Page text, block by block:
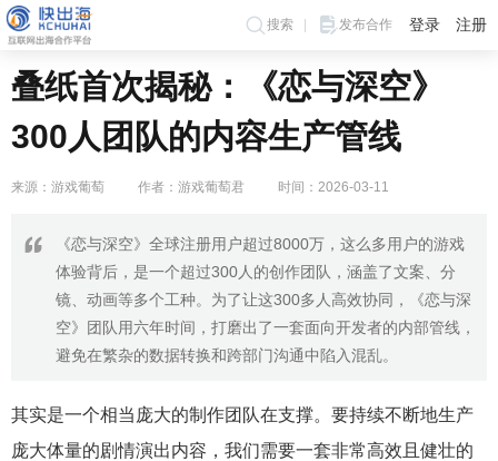
搜索 发布合作 登录 注册
叠纸首次揭秘：《恋与深空》
300人团队的内容生产管线
来源：游戏葡萄 作者：游戏葡萄君 时间：2026-03-11
《恋与深空》全球注册用户超过8000万，这么多用户的游戏
体验背后，是一个超过300人的创作团队，涵盖了文案、分
镜、动画等多个工种。为了让这300多人高效协同，《恋与深
空》团队用六年时间，打磨出了一套面向开发者的内部管线，
避免在繁杂的数据转换和跨部门沟通中陷入混乱。
其实是一个相当庞大的制作团队在支撑。要持续不断地生产
庞大体量的剧情演出内容，我们需要一套非常高效且健壮的